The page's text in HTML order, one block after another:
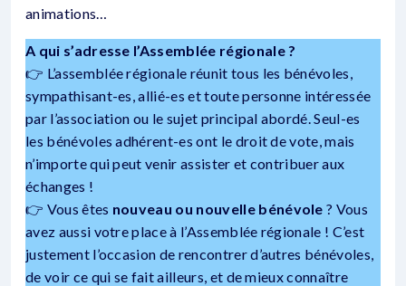
animations…
A qui s’adresse l’Assemblée régionale ?
👉 L’assemblée régionale réunit tous les bénévoles,
sympathisant-es, allié-es et toute personne intéressée
par l’association ou le sujet principal abordé. Seul-es
les bénévoles adhérent-es ont le droit de vote, mais
n’importe qui peut venir assister et contribuer aux
échanges !
👉 Vous êtes nouveau ou nouvelle bénévole ? Vous
avez aussi votre place à l’Assemblée régionale ! C’est
justement l’occasion de rencontrer d’autres bénévoles,
de voir ce qui se fait ailleurs, et de mieux connaître